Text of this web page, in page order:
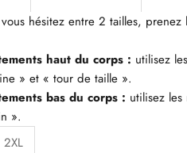
hésitez entre 2 tailles, prenez
haut du corps : utilisez
» et « tour de taille ».
bas du corps : utilisez les
».
2XL